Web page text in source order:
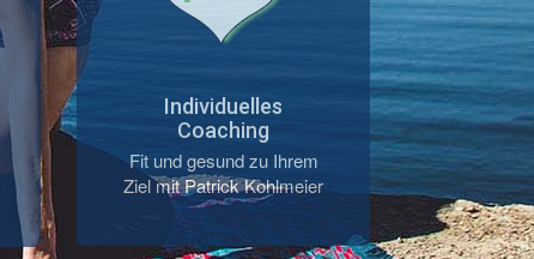
Individuelles
Coaching
Fit und gesund zu Ihrem
Ziel mit Patrick Kohlmeier